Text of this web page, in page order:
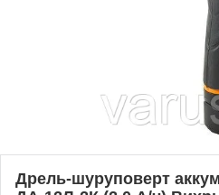
Дрель-шуруповерт